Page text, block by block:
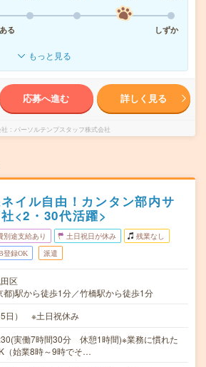
る
しずか
もっと見る
応募へ進む 詳しく見る
パーソルテンプスタッフ株式会社
イル自由！カンタン部内サ
<2・30代活躍>
別途支給あり 土日祝日が休み 残業なし
登録OK 派遣
区
都)駅から徒歩1分／竹橋駅から徒歩1分
5日） ※土日祝休み
実働7時間30分 休憩1時間)※業務に慣れた
（始業8時～9時でそ…